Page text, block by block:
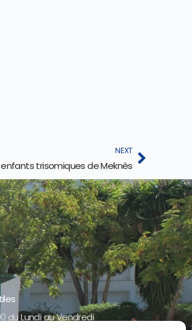
NEXT
enfants trisomiques de Meknès
du Lundi au Vendredi